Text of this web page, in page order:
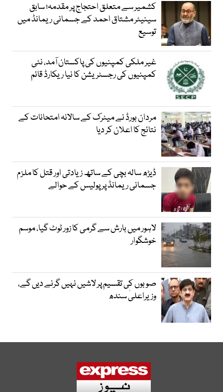
کشمیر سے متعلق احتجاج پر مقدمہ؛ سابق
سینیٹر مشتاق احمد کے جسمانی ریمانڈ میں
توسیع
غیر ملکی کمپنیوں کی پاکستان آمد، نئی
کمپنیوں کی رجسٹریشن کا نیا ریکارڈ قائم
مردان بورڈ نے میٹرک کے سالانہ امتحانات کے
نتائج کا اعلان کر دیا
ڈیڑھ سالہ بچی کے ساتھ زیادتی اور قتل کا ملزم
جسمانی ریمانڈ پر پولیس کے حوالے
لاہور میں بارش سے گرمی کا زور ٹوٹ گیا، موسم
خوشگوار
صوبوں کی تقسیم پر لاشیں نہیں گرنے دیں گے،
وزیراعلیٰ سندھ